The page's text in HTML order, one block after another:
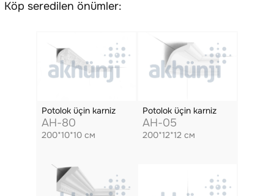
Köp seredilen önümler:
Potolok üçin karniz
AH-80
200*10*10 см
Potolok üçin karniz
AH-05
200*12*12 см